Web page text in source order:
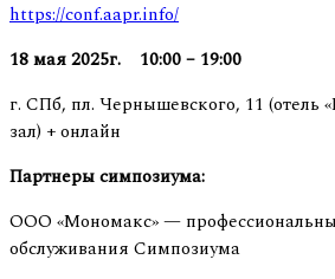
https://conf.aapr.info/
18 мая 2025г. 10:00 – 19:00
г. СПб, пл. Чернышевского, 11 (отель
зал) + онлайн
Партнеры симпозиума:
ООО «Мономакс» —
обслуживания Симпозиума